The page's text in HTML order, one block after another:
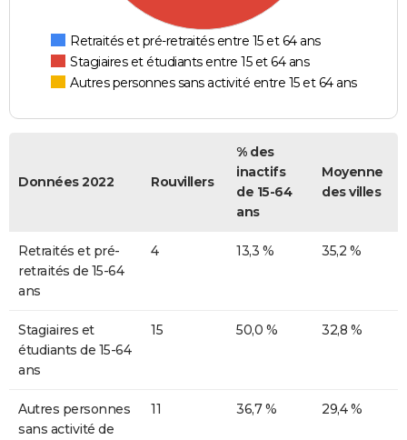
Retraités et pré-retraités entre 15 et 64 ans
Stagiaires et étudiants entre 15 et 64 ans
Autres personnes sans activité entre 15 et 64 ans
Données 2022 Rouvillers
% des
inactifs
de 15-64
ans
Moyenne
des villes
Retraités et pré-
retraités de 15-64
ans
4 13,3 % 35,2 %
Stagiaires et
étudiants de 15-64
ans
15 50,0 % 32,8 %
Autres personnes
sans activité de
11 36,7 % 29,4 %